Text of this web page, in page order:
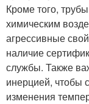
Кроме того,
химическим
агрессивные
наличие
службы. Также
инерцией, чтобы
изменения